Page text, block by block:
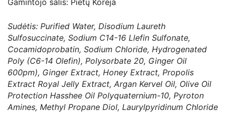
Gamintojo šalis: Pietų Korėja
Sudėtis: Purified Water, Disodium Laureth
Sulfosuccinate, Sodium C14-16 Llefin Sulfonate,
Cocamidoprobatin, Sodium Chloride, Hydrogenated
Poly (C6-14 Olefin), Polysorbate 20, Ginger Oil
600pm), Ginger Extract, Honey Extract, Propolis
Extract Royal Jelly Extract, Argan Kervel Oil, Olive Oil
Protection Hasshee Oil Polyquaternium-10, Pyroton
Amines, Methyl Propane Diol, Laurylpyridinum Chloride